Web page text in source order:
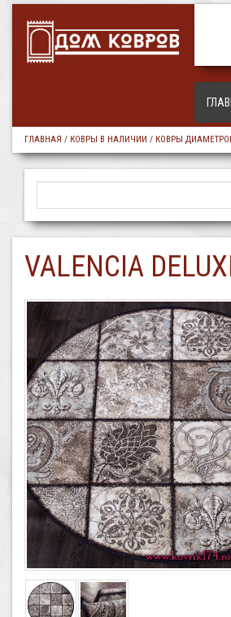
ГЛАВНАЯ / КОВРЫ В НАЛИЧИИ / КОВРЫ
VALENCIA